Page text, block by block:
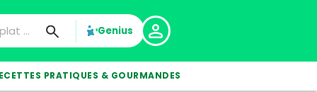
Genius
PRATIQUES & GOURMANDES